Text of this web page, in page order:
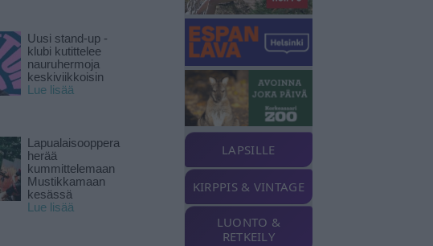
Uusi stand-up -
klubi kutittelee
nauruhermoja
keskiviikkoisin
Lue lisää
Lapualaisooppera
herää
kummittelemaan
Mustikkamaan
kesässä
Lue lisää
LAPSILLE
KIRPPIS & VINTAGE
LUONTO &
RETKEILY